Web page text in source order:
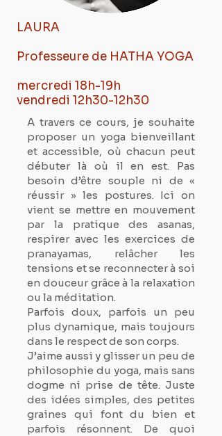
LAURA
Professeure de HATHA YOGA
mercredi 18h-19h
vendredi 12h30-12h30
A travers ce cours, je souhaite
proposer un yoga bienveillant
et accessible, où chacun peut
débuter là où il en est. Pas
besoin d’être souple ni de «
réussir » les postures. Ici on
vient se mettre en mouvement
par la pratique des asanas,
respirer avec les exercices de
pranayamas, relâcher les
tensions et se reconnecter à soi
en douceur grâce à la relaxation
ou la méditation.
Parfois doux, parfois un peu
plus dynamique, mais toujours
dans le respect de son corps.
J’aime aussi y glisser un peu de
philosophie du yoga, mais sans
dogme ni prise de tête. Juste
des idées simples, des petites
graines qui font du bien et
parfois résonnent. De quoi